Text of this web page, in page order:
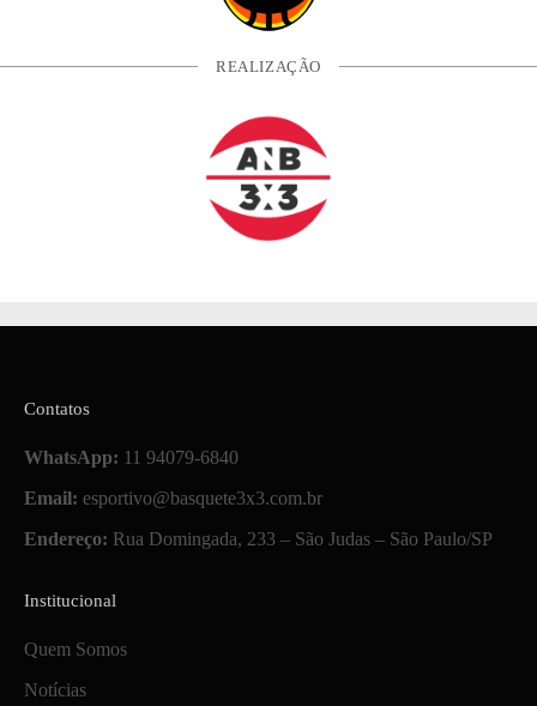
REALIZAÇÃO
Contatos
WhatsApp: 11 94079-6840
Email: esportivo@basquete3x3.com.br
Endereço: Rua Domingada, 233 – São Judas – São Paulo/SP
Institucional
Quem Somos
Notícias